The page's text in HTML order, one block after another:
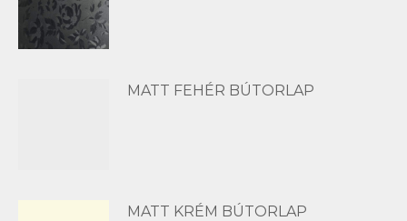
MATT FEHÉR BÚTORLAP
MATT KRÉM BÚTORLAP